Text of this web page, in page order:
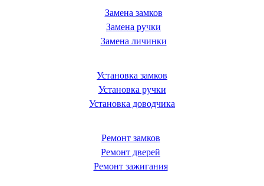
Замена замков
Замена ручки
Замена личинки
Установка замков
Установка ручки
Установка доводчика
Ремонт замков
Ремонт дверей
Ремонт зажигания